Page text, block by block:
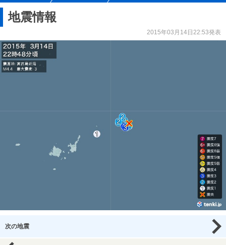
地震情報
2015年03月14日22:53発表
次の地震